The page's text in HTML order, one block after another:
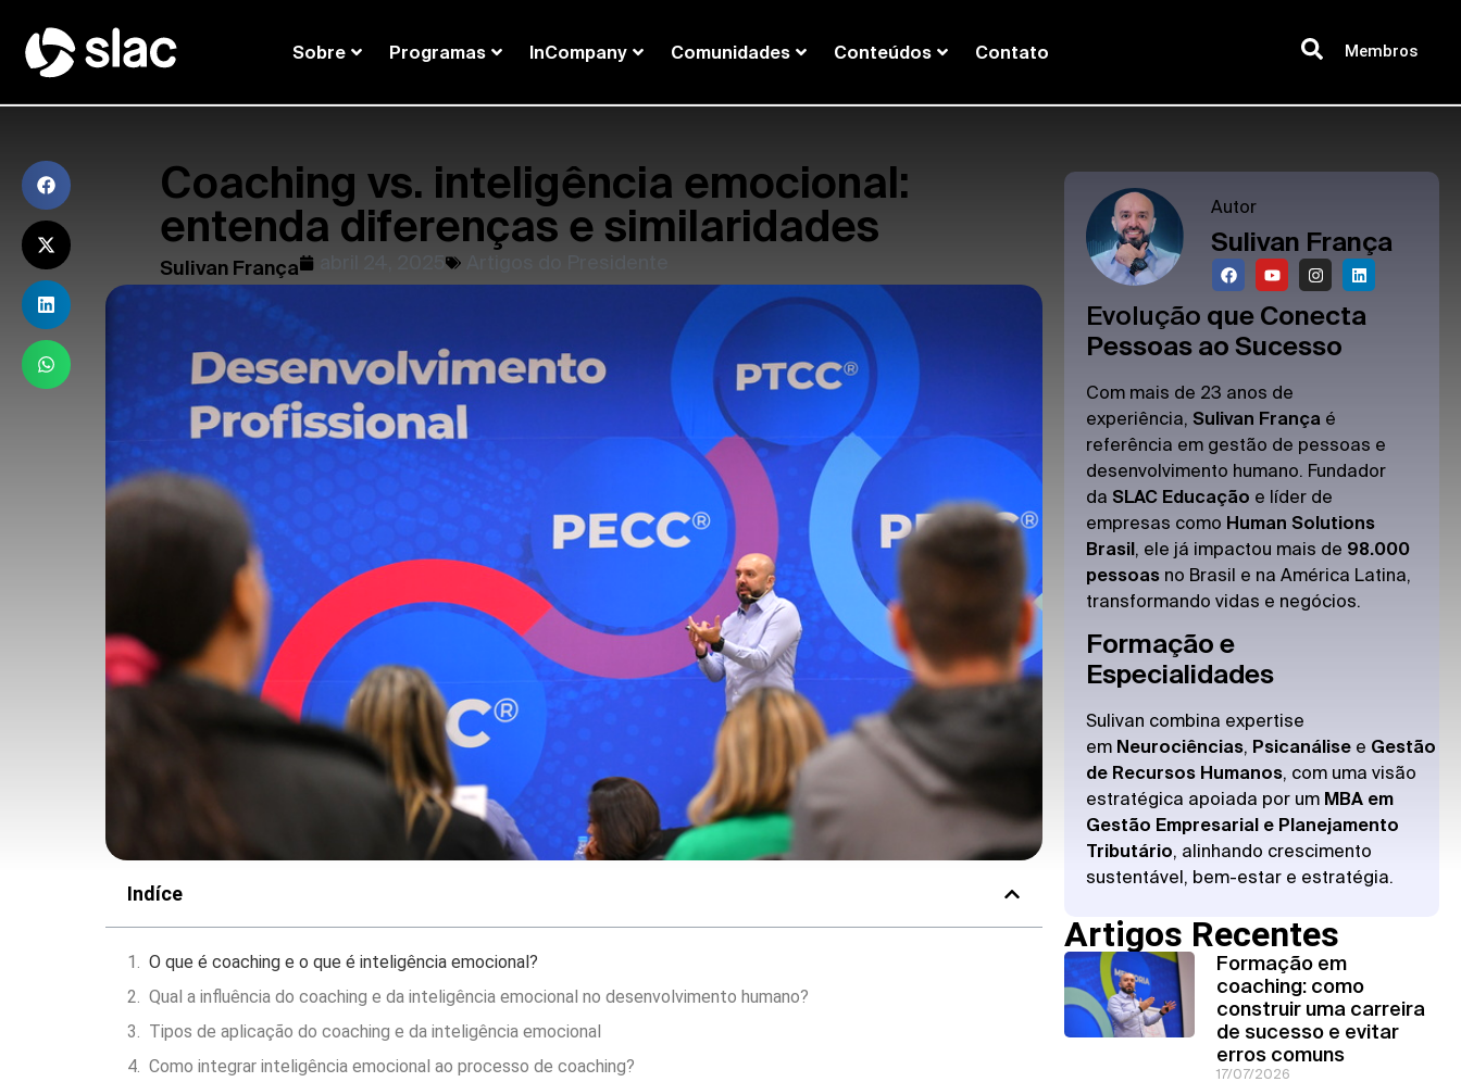
Sobre Programas InCompany Comunidades Conteúdos Contato Membros
Coaching vs. inteligência emocional:
entenda diferenças e similaridades
Sulivan França
Indíce
O que é coaching e o que é inteligência emocional?
Qual a influência do coaching e da inteligência emocional no desenvolvimento humano?
Tipos de aplicação do coaching e da inteligência emocional
Como integrar inteligência emocional ao processo de coaching?
Autor
Sulivan França
Evolução que Conecta
Pessoas ao Sucesso
Com mais de 23 anos de
experiência,Sulivan França é
referência em gestão de pessoas e
desenvolvimento humano. Fundador
daSLAC Educação e líder de
empresas como Human Solutions
Brasil, ele já impactou mais de 98.000
pessoas no Brasil e na América Latina,
transformando vidas e negócios.
Formação e
Especialidades
Sulivan combina expertise
em Neurociências, Psicanálise e Gestão
de Recursos Humanos, com uma visão
estratégica apoiada por um MBA em
Gestão Empresarial e Planejamento
Tributário, alinhando crescimento
sustentável, bem-estar e estratégia.
Artigos Recentes
Formação em
coaching: como
construir uma carreira
de sucesso e evitar
erros comuns
17/07/2026